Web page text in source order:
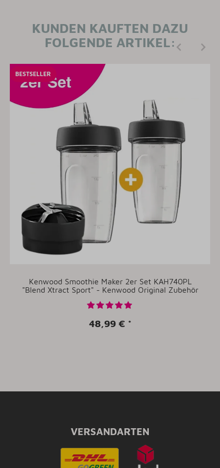
KUNDEN KAUFTEN DAZU
FOLGENDE ARTIKEL:
BESTSELLER
Kenwood Smoothie Maker 2er Set KAH740PL
"Blend Xtract Sport" - Kenwood Original Zubehör
48,99 € *
VERSANDARTEN